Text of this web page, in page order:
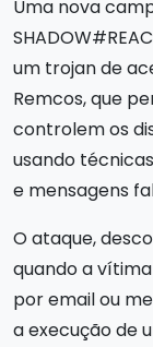
Uma nova
um trojan de
Remcos, que
controlem os
usando
e mensagens
O ataque,
quando a
por email ou
a execução de